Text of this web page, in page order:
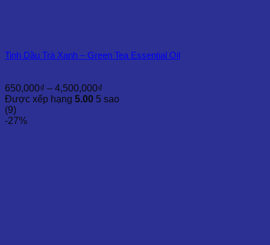
Tinh Dầu Trà Xanh – Green Tea Essential Oil
650,000₫ – 4,500,000₫
giá:
Được xếp hạng 5.00 5 sao
(9)
-27%